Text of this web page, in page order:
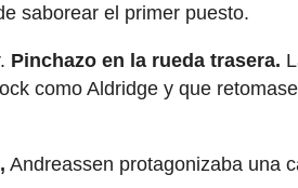
saborear el primer puesto.
Pinchazo en la rueda trasera.
como Aldridge y que
Andreassen protagonizaba una